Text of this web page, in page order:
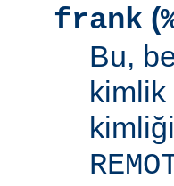
frank (
Bu,
kimlik